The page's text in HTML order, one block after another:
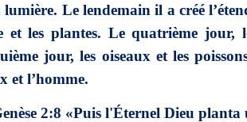
Le lendemain il a créé
et les plantes. Le quatrième jour,
jour, les oiseaux et les
et l’homme.
2:8 «Puis l'Éternel Dieu